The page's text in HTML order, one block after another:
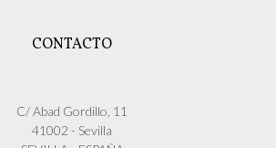
CONTACTO
C/ Abad Gordillo, 11
41002 - Sevilla